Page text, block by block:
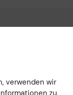
verwenden wir
zu